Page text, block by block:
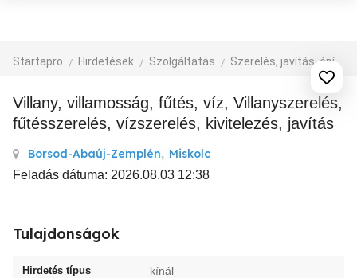
Startapro Hirdetések Szolgáltatás Szerelés, javítás, építkezés
Villany, villamosság, fűtés, víz, Villanyszerelés,
fűtésszerelés, vízszerelés, kivitelezés, javítás
Borsod-Abaúj-Zemplén, Miskolc
Feladás dátuma: 2026.08.03 12:38
Tulajdonságok
Hirdetés típus kínál